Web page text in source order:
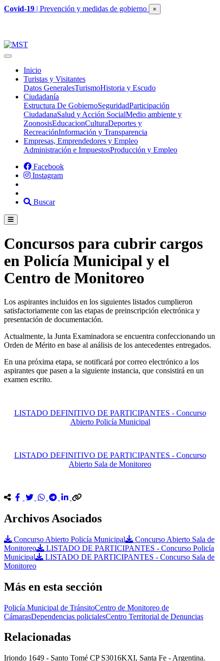
Covid-19 | Prevención y medidas de gobierno ×
Inicio
Turistas y Visitantes
Datos GeneralesTurismoHistoria y Escudo
Ciudadanía
Estructura De GobiernoSeguridadParticipación
CiudadanaSalud y Acción SocialMedio ambiente y
ZoonosisEducacionCulturaDeportes y
RecreaciónInformación y Transparencia
Empresas, Emprendedores y Empleo
Administración e ImpuestosProducción y Empleo
Facebook
Instagram
Buscar
Concursos para cubrir cargos
en Policía Municipal y el
Centro de Monitoreo
Los aspirantes incluidos en los siguientes listados cumplieron
satisfactoriamente con las etapas de preinscripción electrónica y
presentación de documentación.
Actualmente, la Junta Examinadora se encuentra confeccionando un
Orden de Mérito en base al análisis de los antecedentes entregados.
En una próxima etapa, se notificará por correo electrónico a los
aspirantes que pasen a la siguiente instancia, que consistirá en un
examen escrito.
LISTADO DEFINITIVO DE PARTICIPANTES - Concurso
Abierto Policía Municipal
LISTADO DEFINITIVO DE PARTICIPANTES - Concurso
Abierto Sala de Monitoreo
Archivos Asociados
Concurso Abierto Policía Municipal
Concurso Abierto Sala de
Monitoreo
LISTADO DE PARTICIPANTES - Concurso Policía
Municipal
LISTADO DE PARTICIPANTES - Concurso Sala de
Monitoreo
Más en esta sección
Policía Municipal de TránsitoCentro de Monitoreo de
CámarasDependencias policialesCentro Territorial de Denuncias
Relacionadas
Iriondo 1649 - Santo Tomé CP S3016KXI, Santa Fe - Argentina.